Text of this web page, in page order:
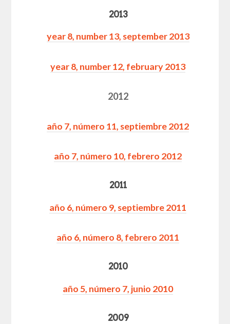
2013
year 8, number 13, september 2013
year 8, number 12, february 2013
2012
año 7, número 11, septiembre 2012
año 7, número 10, febrero 2012
2011
año 6, número 9, septiembre 2011
año 6, número 8, febrero 2011
2010
año 5, número 7, junio 2010
2009